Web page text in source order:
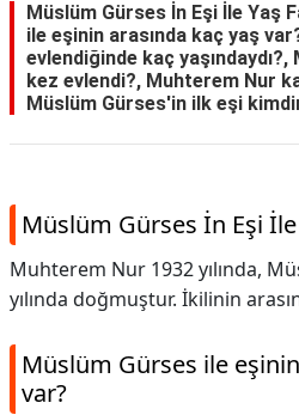
Müslüm Gürses İn Eşi İle Yaş
ile eşinin arasında kaç yaş
evlendiğinde kaç
kez evlendi?, Muhterem Nur
Müslüm Gürses'in ilk eşi
Müslüm Gürses İn Eşi İle
Muhterem Nur 1932 yılında,
yılında doğmuştur. İkilinin
Müslüm Gürses ile
var?